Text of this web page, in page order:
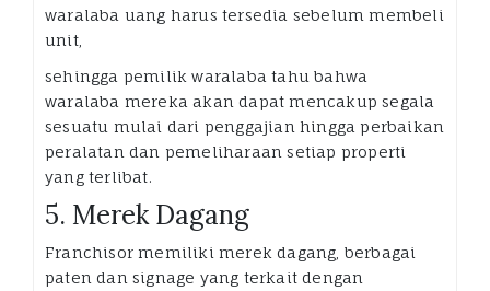
waralaba uang harus tersedia sebelum membeli
unit,
sehingga pemilik waralaba tahu bahwa
waralaba mereka akan dapat mencakup segala
sesuatu mulai dari penggajian hingga perbaikan
peralatan dan pemeliharaan setiap properti
yang terlibat.
5. Merek Dagang
Franchisor memiliki merek dagang, berbagai
paten dan signage yang terkait dengan